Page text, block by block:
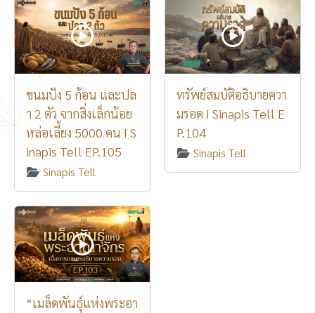
ขนมปัง 5 ก้อน และปล
า 2 ตัว จากสิ่งเล็กน้อย
หล่อเลี้ยง 5000 คน I S
inapis Tell EP.105
Sinapis Tell
ทรัพย์สมบัติอธิบายควา
มรอด I Sinapis Tell E
P.104
Sinapis Tell
“เมล็ดพันธุ์แห่งพระอา